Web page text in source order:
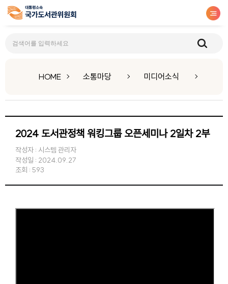
HOME 소통마당 미디어소식
2024 도서관정책 워킹그룹 오픈세미나 2일차 2부
작성자 : 시스템 관리자
작성일 : 2024.09.27
조회 : 593